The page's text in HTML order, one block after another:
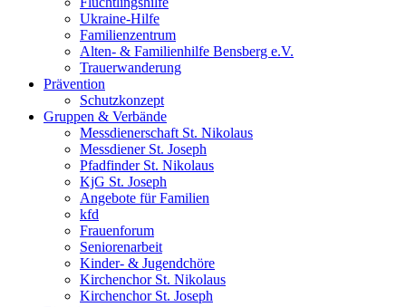
Ukraine-Hilfe
Familienzentrum
Alten- & Familienhilfe Bensberg e.V.
Trauerwanderung
Prävention
Schutzkonzept
Gruppen & Verbände
Messdienerschaft St. Nikolaus
Messdiener St. Joseph
Pfadfinder St. Nikolaus
KjG St. Joseph
Angebote für Familien
kfd
Frauenforum
Seniorenarbeit
Kinder- & Jugendchöre
Kirchenchor St. Nikolaus
Kirchenchor St. Joseph